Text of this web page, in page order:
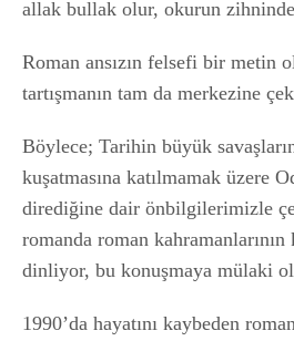
allak bullak olur, okurun
Roman ansızın felsefi bir metin
tartışmanın tam da merkezine
Böylece; Tarihin büyük
kuşatmasına katılmamak üzere
dirediğine dair önbilgilerimizle
romanda roman kahramanlarının
dinliyor, bu konuşmaya mülaki
1990’da hayatını kaybeden